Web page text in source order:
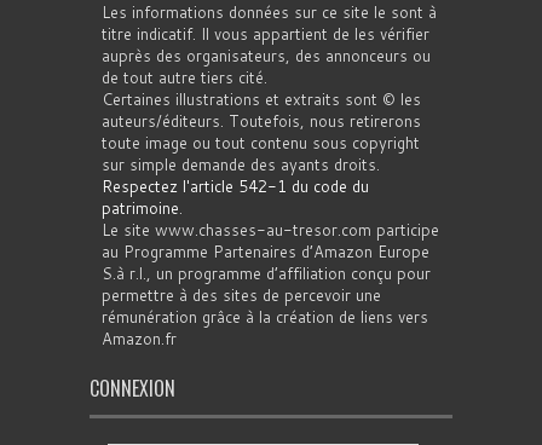
Les informations données sur ce site le sont à
titre indicatif. Il vous appartient de les vérifier
auprès des organisateurs, des annonceurs ou
de tout autre tiers cité.
Certaines illustrations et extraits sont © les
auteurs/éditeurs. Toutefois, nous retirerons
toute image ou tout contenu sous copyright
sur simple demande des ayants droits.
Respectez l'article 542-1 du code du
patrimoine.
Le site www.chasses-au-tresor.com participe
au Programme Partenaires d’Amazon Europe
S.à r.l., un programme d’affiliation conçu pour
permettre à des sites de percevoir une
rémunération grâce à la création de liens vers
Amazon.fr
CONNEXION